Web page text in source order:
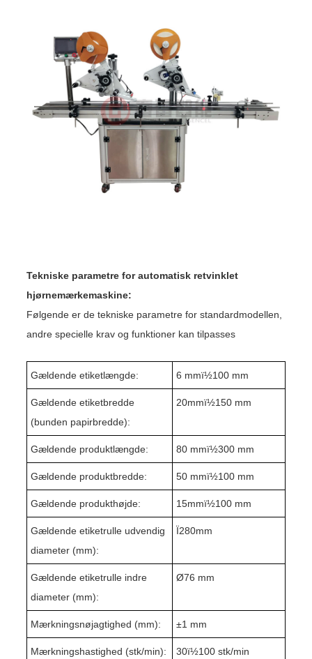
Tekniske parametre for automatisk retvinklet
hjørnemærkemaskine:
Følgende er de tekniske parametre for standardmodellen,
andre specielle krav og funktioner kan tilpasses
Gældende etiketlængde: 6 mmï½100 mm
Gældende etiketbredde
(bunden papirbredde):
20mmï½150 mm
Gældende produktlængde: 80 mmï½300 mm
Gældende produktbredde: 50 mmï½100 mm
Gældende produkthøjde: 15mmï½100 mm
Gældende etiketrulle udvendig
diameter (mm):
Ï280mm
Gældende etiketrulle indre
diameter (mm):
Ø76 mm
Mærkningsnøjagtighed (mm): ±1 mm
Mærkningshastighed (stk/min): 30ï½100 stk/min